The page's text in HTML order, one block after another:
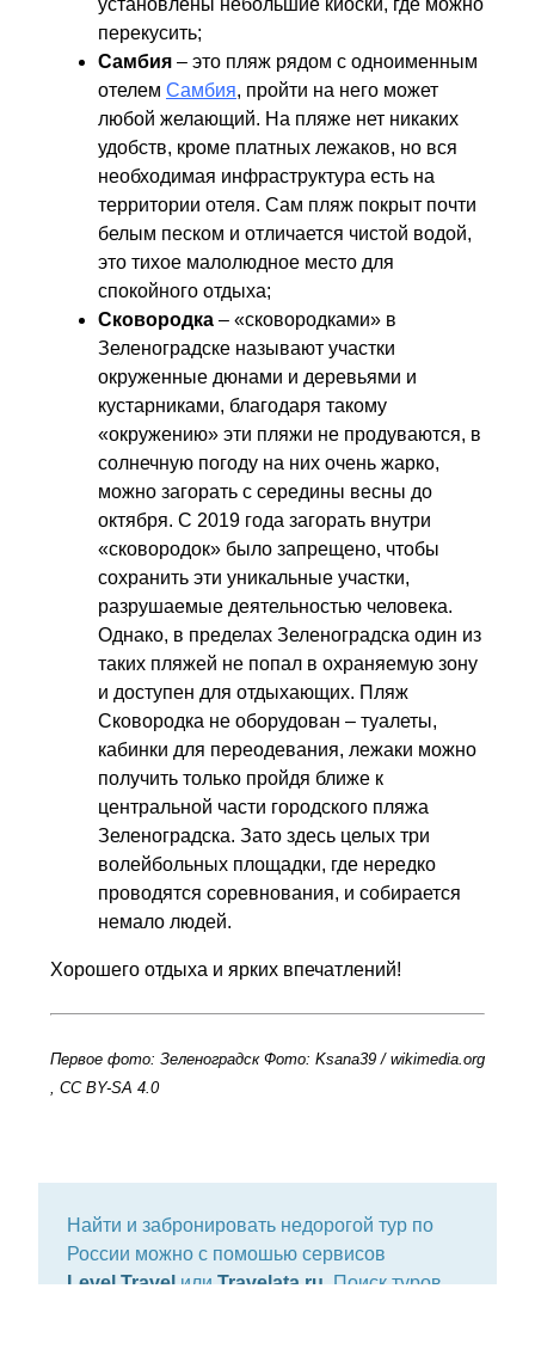
перекусить;
Самбия – это пляж рядом с одноименным
отелем Самбия, пройти на него может
любой желающий. На пляже нет никаких
удобств, кроме платных лежаков, но вся
необходимая инфраструктура есть на
территории отеля. Сам пляж покрыт почти
белым песком и отличается чистой водой,
это тихое малолюдное место для
спокойного отдыха;
Сковородка – «сковородками» в
Зеленоградске называют участки
окруженные дюнами и деревьями и
кустарниками, благодаря такому
«окружению» эти пляжи не продуваются, в
солнечную погоду на них очень жарко,
можно загорать с середины весны до
октября. С 2019 года загорать внутри
«сковородок» было запрещено, чтобы
сохранить эти уникальные участки,
разрушаемые деятельностью человека.
Однако, в пределах Зеленоградска один из
таких пляжей не попал в охраняемую зону
и доступен для отдыхающих. Пляж
Сковородка не оборудован – туалеты,
кабинки для переодевания, лежаки можно
получить только пройдя ближе к
центральной части городского пляжа
Зеленоградска. Зато здесь целых три
волейбольных площадки, где нередко
проводятся соревнования, и собирается
немало людей.
Хорошего отдыха и ярких впечатлений!
Первое фото: Зеленоградск Фото: Ksana39 / wikimedia.org
, CC BY-SA 4.0
Найти и забронировать недорогой тур по
России можно с помошью сервисов
Level.TravelилиTravelata.ru.Поиск туров